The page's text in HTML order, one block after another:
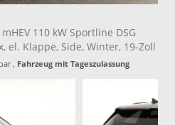
mHEV 110 kW Sportline DSG
el. Klappe, Side, Winter, 19-Zoll
, Fahrzeug mit Tageszulassung